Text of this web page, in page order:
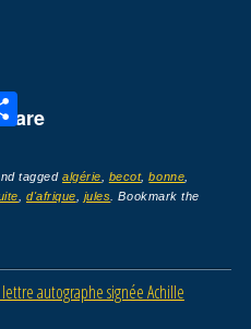
P
ta
g
taggedalgérie becot,bonne
d'afrique jules . Bookmark the
lettre autographe signée Achille